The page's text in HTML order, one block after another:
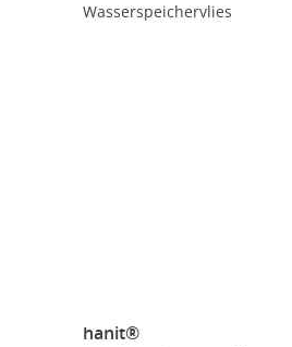
Wasserspeichervlies
hanit®